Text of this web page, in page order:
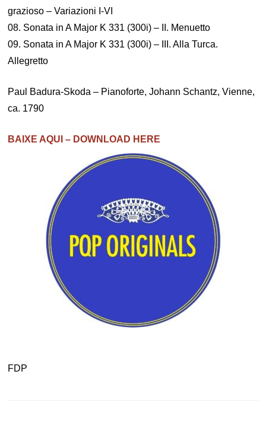
grazioso – Variazioni I-VI
08. Sonata in A Major K 331 (300i) – II. Menuetto
09. Sonata in A Major K 331 (300i) – III. Alla Turca.
Allegretto
Paul Badura-Skoda – Pianoforte, Johann Schantz, Vienne,
ca. 1790
BAIXE AQUI – DOWNLOAD HERE
FDP